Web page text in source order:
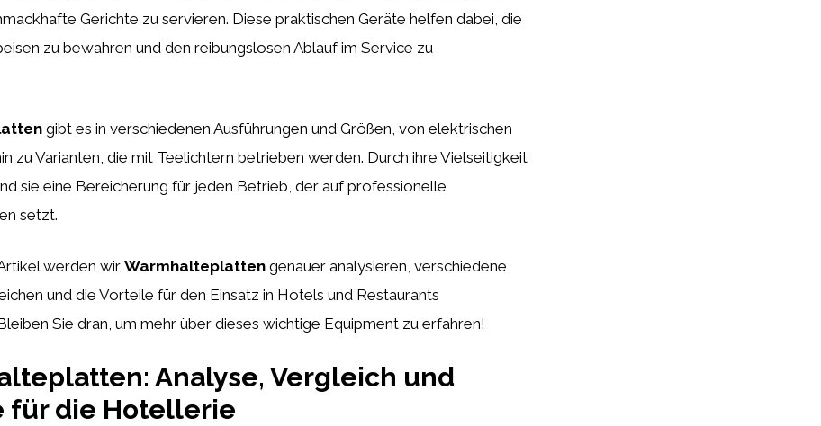
Gerichte zu servieren. Diese praktischen Geräte helfen dabei, die
zu bewahren und den reibungslosen Ablauf im Service zu
gibt es in verschiedenen Ausführungen und Größen, von elektrischen
zu Varianten, die mit Teelichtern betrieben werden. Durch ihre Vielseitigkeit
sie eine Bereicherung für jeden Betrieb, der auf professionelle
setzt.
werden wir Warmhalteplatten genauer analysieren, verschiedene
und die Vorteile für den Einsatz in Hotels und Restaurants
Sie dran, um mehr über dieses wichtige Equipment zu erfahren!
Analyse, Vergleich und
für die Hotellerie